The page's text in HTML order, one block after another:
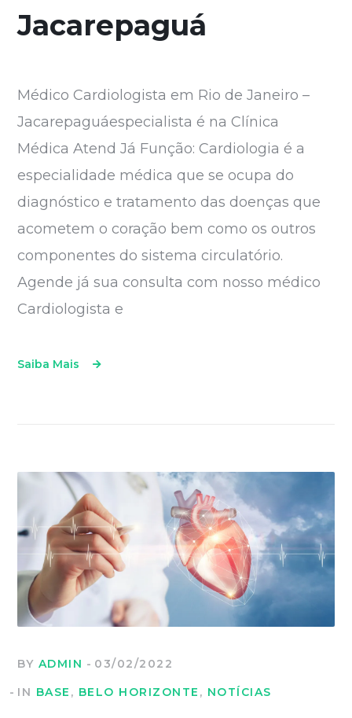
Jacarepaguá
Médico Cardiologista em Rio de Janeiro –
Jacarepaguáespecialista é na Clínica
Médica Atend Já Função: Cardiologia é a
especialidade médica que se ocupa do
diagnóstico e tratamento das doenças que
acometem o coração bem como os outros
componentes do sistema circulatório.
Agende já sua consulta com nosso médico
Cardiologista e
Saiba Mais
BY ADMIN
03/02/2022
IN BASE , BELO HORIZONTE , NOTÍCIAS